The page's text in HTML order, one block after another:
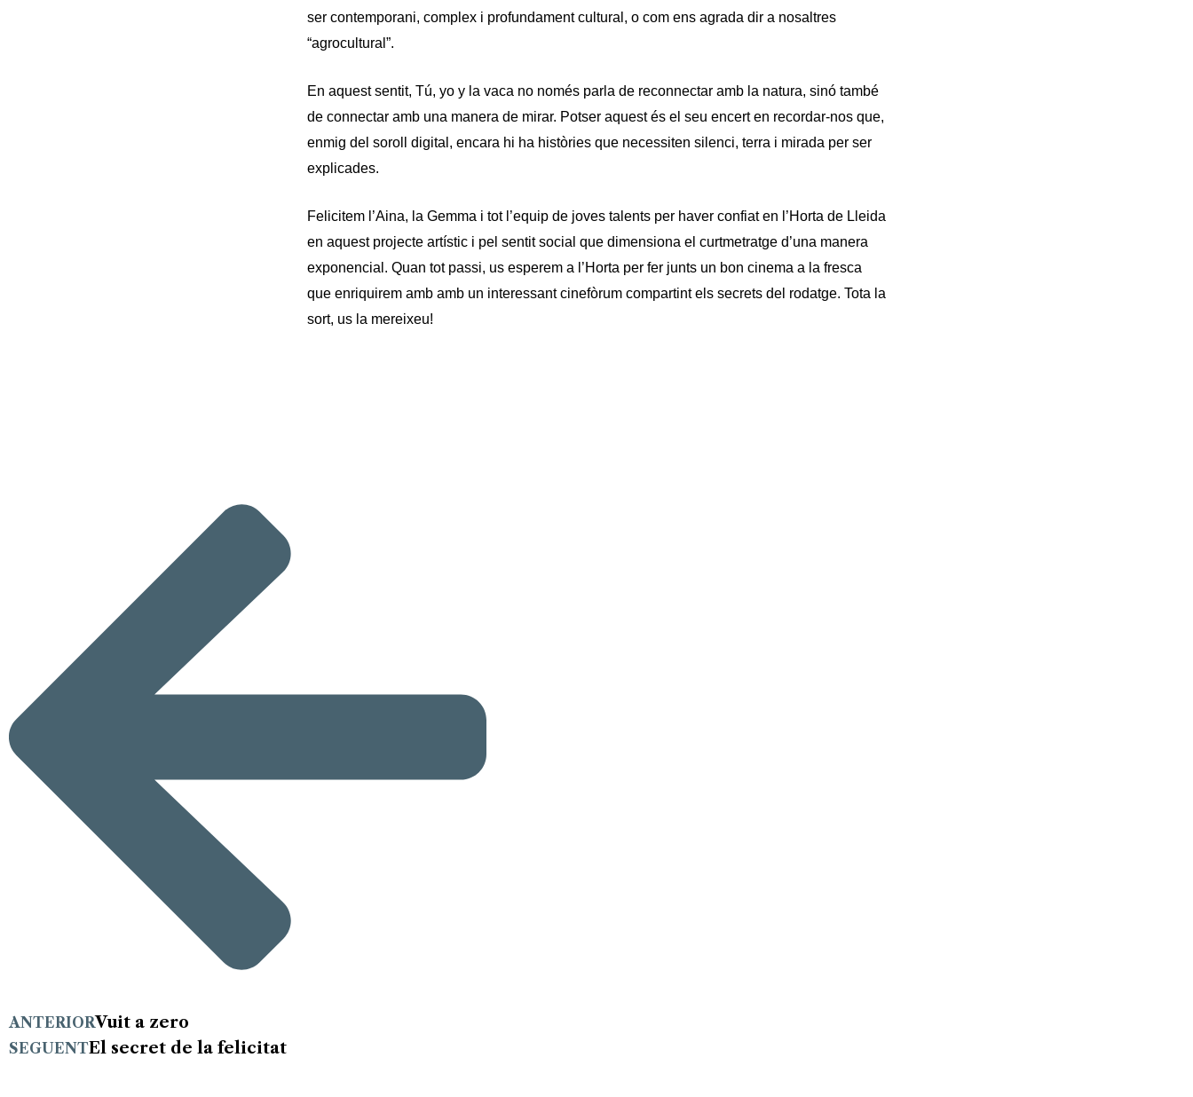
ser contemporani, complex i profundament cultural, o com ens agrada dir a nosaltres
“agrocultural”.
En aquest sentit, Tú, yo y la vaca no només parla de reconnectar amb la natura, sinó també
de connectar amb una manera de mirar. Potser aquest és el seu encert en recordar-nos que,
enmig del soroll digital, encara hi ha històries que necessiten silenci, terra i mirada per ser
explicades.
Felicitem l’Aina, la Gemma i tot l’equip de joves talents per haver confiat en l’Horta de Lleida
en aquest projecte artístic i pel sentit social que dimensiona el curtmetratge d’una manera
exponencial. Quan tot passi, us esperem a l’Horta per fer junts un bon cinema a la fresca
que enriquirem amb amb un interessant cinefòrum compartint els secrets del rodatge. Tota la
sort, us la mereixeu!
ANTERIORVuit a zero
SEGUENTEl secret de la felicitat